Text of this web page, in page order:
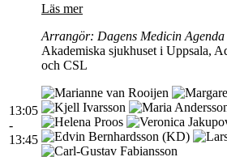
13:05
-
13:45
Läs mer
Arrangör: Dagens Medicin Agenda
Akademiska sjukhuset i Uppsala,
och CSL